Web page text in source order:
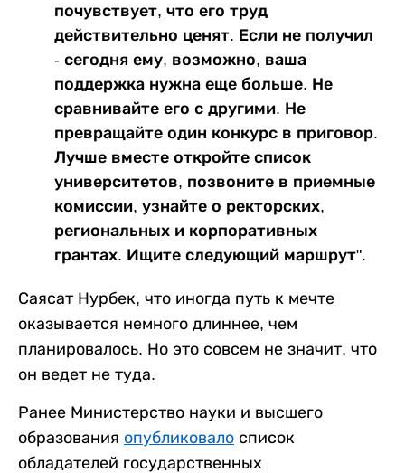
почувствует, что его труд
действительно ценят. Если не получил
- сегодня ему, возможно, ваша
поддержка нужна еще больше. Не
сравнивайте его с другими. Не
превращайте один конкурс в приговор.
Лучше вместе откройте список
университетов, позвоните в приемные
комиссии, узнайте о ректорских,
региональных и корпоративных
грантах. Ищите следующий маршрут".
Саясат Нурбек, что иногда путь к мечте
оказывается немного длиннее, чем
планировалось. Но это совсем не значит, что
он ведет не туда.
Ранее Министерство науки и высшего
образования опубликовало список
обладателей государственных